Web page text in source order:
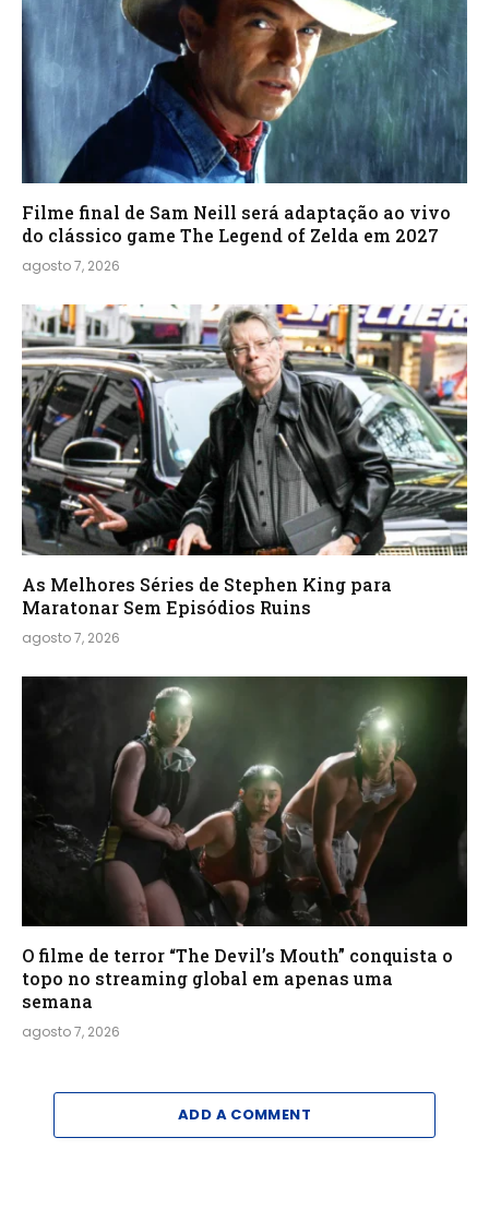
Filme final de Sam Neill será adaptação ao vivo
do clássico game The Legend of Zelda em 2027
agosto 7, 2026
As Melhores Séries de Stephen King para
Maratonar Sem Episódios Ruins
agosto 7, 2026
O filme de terror “The Devil’s Mouth” conquista o
topo no streaming global em apenas uma
semana
agosto 7, 2026
ADD A COMMENT